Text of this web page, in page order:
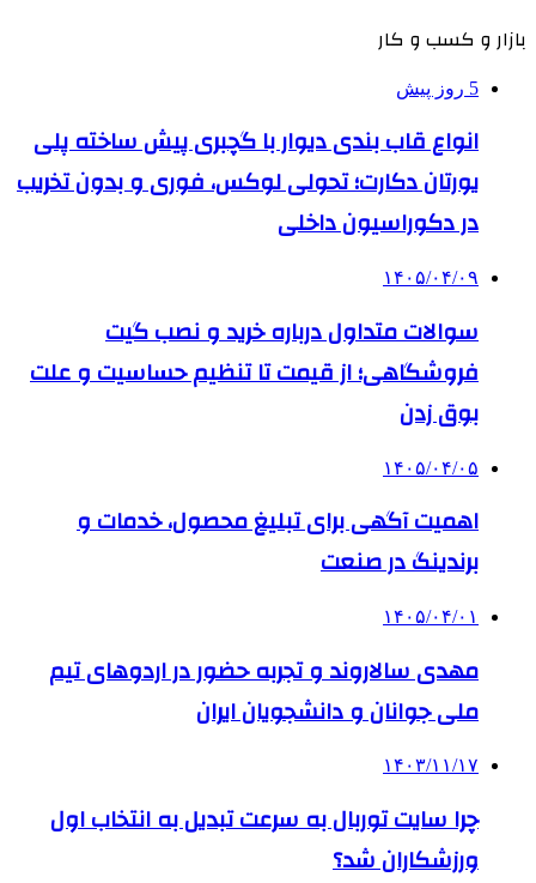
بازار و کسب و کار
5 روز پیش
انواع قاب بندی دیوار با گچبری پیش ساخته پلی
یورتان دکارت؛ تحولی لوکس، فوری و بدون تخریب
در دکوراسیون داخلی
۱۴۰۵/۰۴/۰۹
سوالات متداول درباره خرید و نصب گیت
فروشگاهی؛ از قیمت تا تنظیم حساسیت و علت
بوق زدن
۱۴۰۵/۰۴/۰۵
اهمیت آگهی برای تبلیغ محصول، خدمات و
برندینگ در صنعت
۱۴۰۵/۰۴/۰۱
مهدی سالاروند و تجربه حضور در اردوهای تیم
ملی جوانان و دانشجویان ایران
۱۴۰۳/۱۱/۱۷
چرا سایت توربال به ‌سرعت تبدیل به انتخاب اول
ورزشکاران شد؟